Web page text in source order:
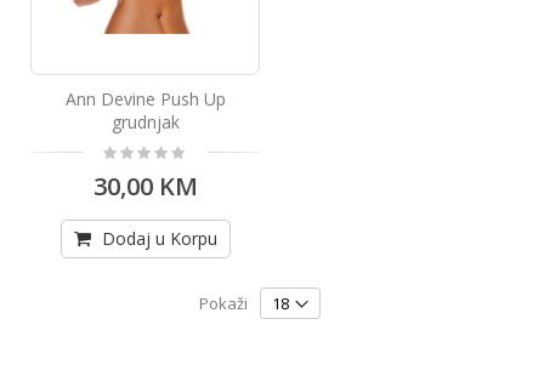
Ann Devine Push Up
grudnjak
Rating:
0%
30,00 KM
Dodaj u Korpu
Pokaži